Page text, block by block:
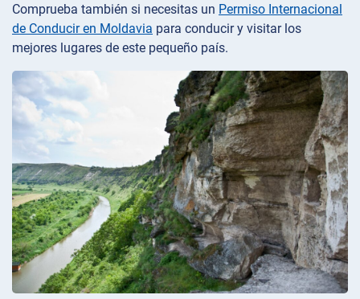
Comprueba también si necesitas un Permiso Internacional
de Conducir en Moldavia para conducir y visitar los
mejores lugares de este pequeño país.